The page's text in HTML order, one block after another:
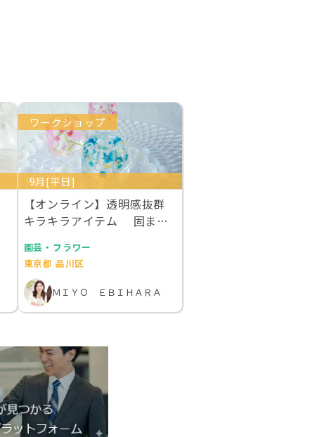
ワークショップ
9月[平日]
【オンライン】透明感抜群
キラキラアイテム 固まる
園芸・フラワー
東京都 品川区
ＭＩＹＯ ＥＢＩＨＡＲＡ